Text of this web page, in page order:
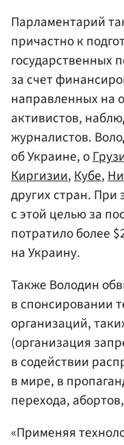
Парламентарий
причастно к
государственных
за счет
направленных на
активистов,
журналистов.
об Украине, о
Киргизии, Кубе,
других стран.
с этой целью за
потратило более
на Украину.
Также Володин
в спонсировании
организаций,
(организация
в содействии
в мире, в
перехода,
«Применяя